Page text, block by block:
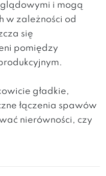
i mogą
w zależności od
się
pomiędzy
gładkie,
łączenia spawów
nierówności, czy